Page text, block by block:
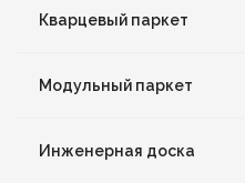
Кварцевый паркет
Модульный паркет
Инженерная доска